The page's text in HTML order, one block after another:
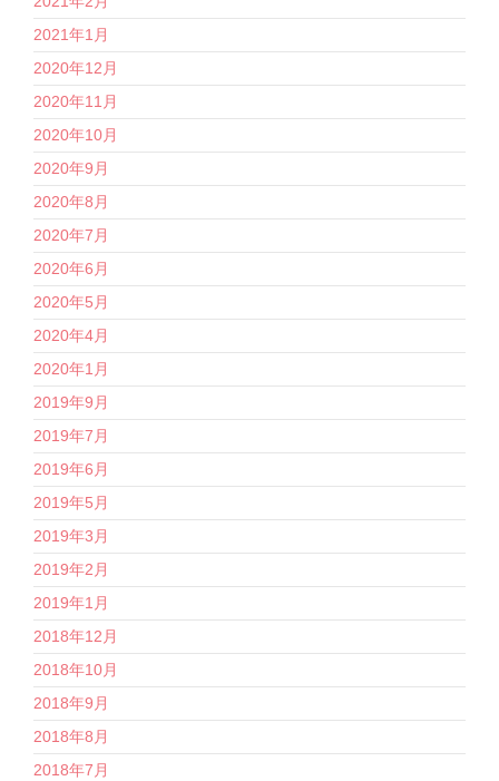
2021年1月
2020年12月
2020年11月
2020年10月
2020年9月
2020年8月
2020年7月
2020年6月
2020年5月
2020年4月
2020年1月
2019年9月
2019年7月
2019年6月
2019年5月
2019年3月
2019年2月
2019年1月
2018年12月
2018年10月
2018年9月
2018年8月
2018年7月